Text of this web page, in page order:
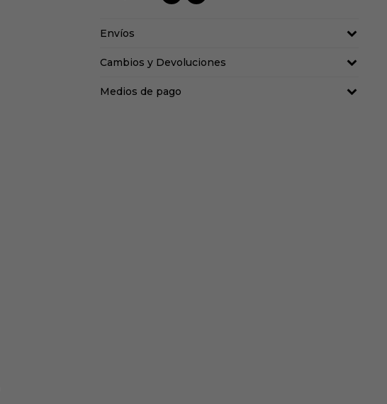
Envíos
Cambios y Devoluciones
Medios de pago